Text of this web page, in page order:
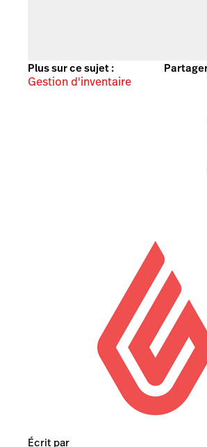
Plus sur ce sujet :
Gestion d'inventaire
Écrit par